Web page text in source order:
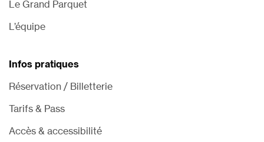
Le Grand Parquet
L’équipe
Infos pratiques
Réservation / Billetterie
Tarifs & Pass
Accès & accessibilité